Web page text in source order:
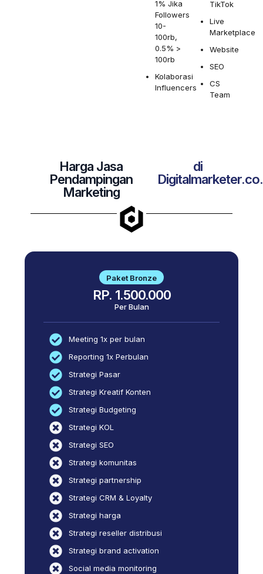
1% Jika
Followers
10-
100rb,
0.5% >
100rb
Kolaborasi
Influencers
TikTok
Live
Marketplace
Website
SEO
CS
Team
Harga Jasa
Pendampingan
Marketing
di
Paket Bronze
RP. 1.500.000
Per Bulan
Meeting 1x per bulan
Reporting 1x Perbulan
Strategi Pasar
Strategi Kreatif Konten
Strategi Budgeting
Strategi KOL
Strategi SEO
Strategi komunitas
Strategi partnership
Strategi CRM & Loyalty
Strategi harga
Strategi reseller distribusi
Strategi brand activation
Social media monitoring